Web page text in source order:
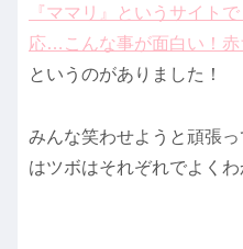
『ママリ』というサイト
応…こんな事が面白い！赤
というのがありました！
みんな笑わせようと頑張
はツボはそれぞれでよくわ